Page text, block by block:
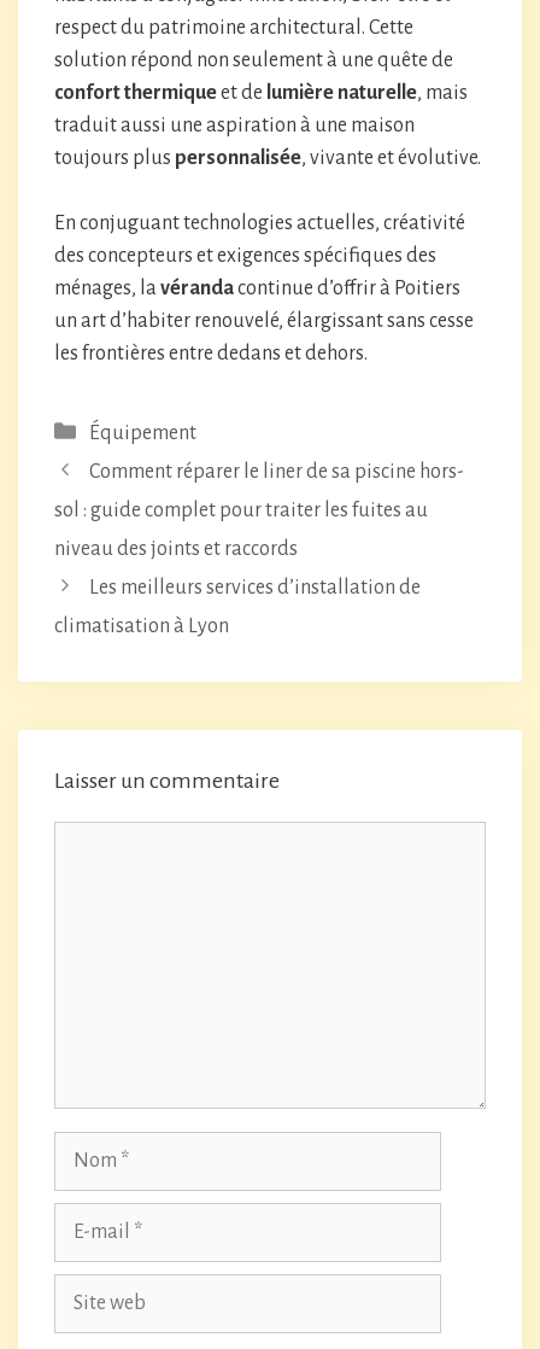
respect du patrimoine architectural. Cette
solution répond non seulement à une quête de
confort thermiqueet de lumière naturelle, mais
traduit aussi une aspiration à une maison
toujours plus personnalisée, vivante et évolutive.
En conjuguant technologies actuelles, créativité
des concepteurs et exigences spécifiques des
ménages, lavérandacontinue d’offrir à Poitiers
un art d’habiter renouvelé, élargissant sans cesse
les frontières entre dedans et dehors.
Catégories
Équipement
Comment réparer le liner de sa piscine hors-
sol : guide complet pour traiter les fuites au
niveau des joints et raccords
Les meilleurs services d’installation de
climatisation à Lyon
Laisser un commentaire